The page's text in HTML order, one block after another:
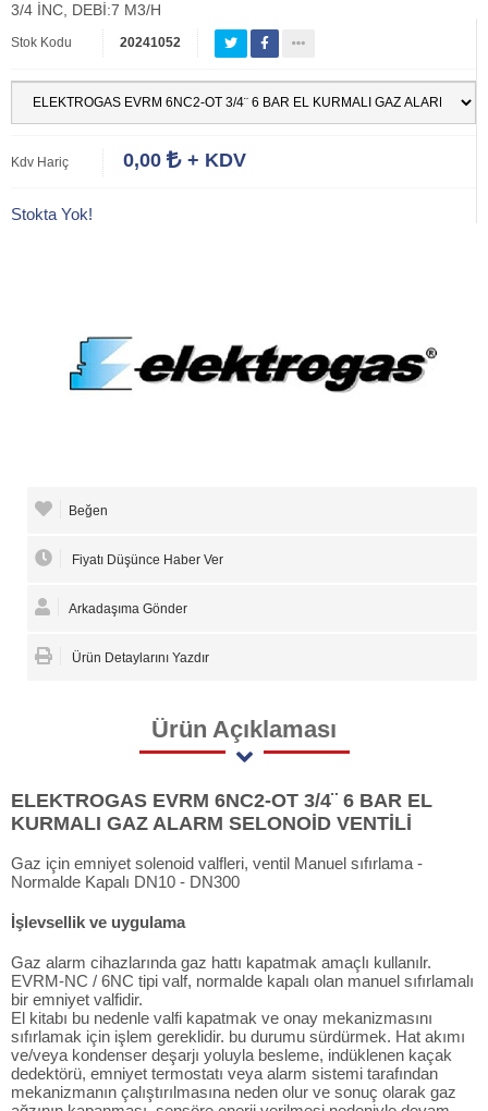
3/4 İNC, DEBİ:7 M3/H
Stok Kodu 20241052
Kdv Hariç 0,00 + KDV
Stokta Yok!
Beğen
Fiyatı Düşünce Haber Ver
Arkadaşıma Gönder
Ürün Detaylarını Yazdır
Ürün Açıklaması
ELEKTROGAS EVRM 6NC2-OT 3/4¨ 6 BAR EL
KURMALI GAZ ALARM SELONOİD VENTİLİ
Gaz için emniyet solenoid valfleri, ventil Manuel sıfırlama -
Normalde Kapalı DN10 - DN300
İşlevsellik ve uygulama
Gaz alarm cihazlarında gaz hattı kapatmak amaçlı kullanılr.
EVRM-NC / 6NC tipi valf, normalde kapalı olan manuel sıfırlamalı
bir emniyet valfidir.
El kitabı bu nedenle valfi kapatmak ve onay mekanizmasını
sıfırlamak için işlem gereklidir. bu durumu sürdürmek. Hat akımı
ve/veya kondenser deşarjı yoluyla besleme, indüklenen kaçak
dedektörü, emniyet termostatı veya alarm sistemi tarafından
mekanizmanın çalıştırılmasına neden olur ve sonuç olarak gaz